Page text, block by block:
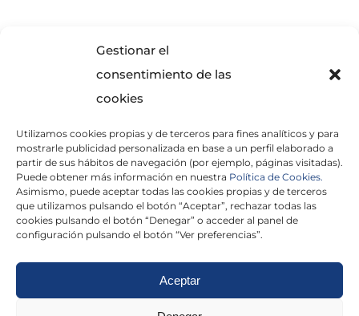
Gestionar el
consentimiento de las
cookies
Utilizamos cookies propias y de terceros para fines analíticos y para
mostrarle publicidad personalizada en base a un perfil elaborado a
partir de sus hábitos de navegación (por ejemplo, páginas visitadas).
Puede obtener más información en nuestra Política de Cookies.
Asimismo, puede aceptar todas las cookies propias y de terceros
que utilizamos pulsando el botón “Aceptar”, rechazar todas las
cookies pulsando el botón “Denegar” o acceder al panel de
configuración pulsando el botón “Ver preferencias”.
Aceptar
He leído y acepto laPolítica de Privacidad
Politica de cookies|Aviso Legal